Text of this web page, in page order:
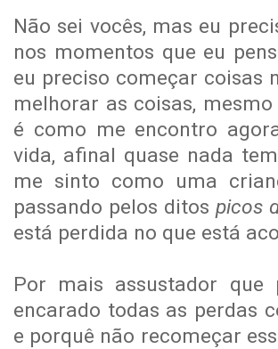
Não sei vocês, mas eu
nos momentos que eu
eu preciso começar coisas
melhorar as coisas,
é como me encontro
vida, afinal quase nada
me sinto como uma
passando pelos ditospicos
está perdida no que está
Por mais assustador que
encarado todas as perdas
e porquê não recomeçar